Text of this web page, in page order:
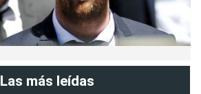
Las más leídas